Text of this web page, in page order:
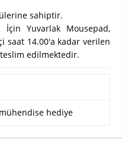
sahiptir.
Yuvarlak Mousepad,
saat 14.00'a kadar verilen
edilmektedir.
mühendise hediye